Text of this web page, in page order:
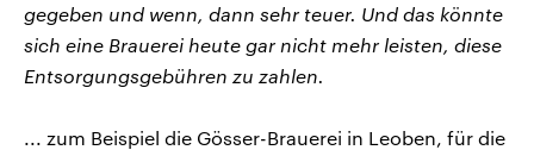
gegeben und wenn, dann sehr teuer. Und das könnte
sich eine Brauerei heute gar nicht mehr leisten, diese
Entsorgungsgebühren zu zahlen.
... zum Beispiel die Gösser-Brauerei in Leoben, für die